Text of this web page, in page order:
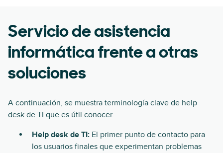
Servicio de asistencia
informática frente a otras
soluciones
A continuación, se muestra terminología clave de help
desk de TI que es útil conocer.
Help desk de TI: El primer punto de contacto para
los usuarios finales que experimentan problemas